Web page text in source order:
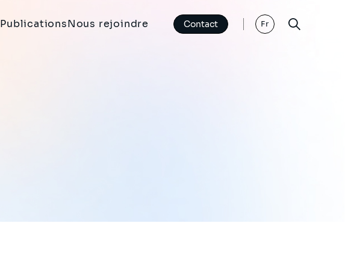
PublicationsNous rejoindre Contact Fr